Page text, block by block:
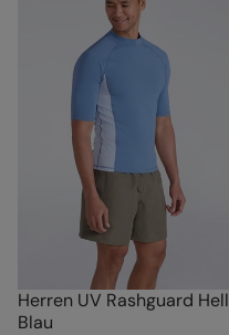
Herren UV Rashguard Hell
Blau